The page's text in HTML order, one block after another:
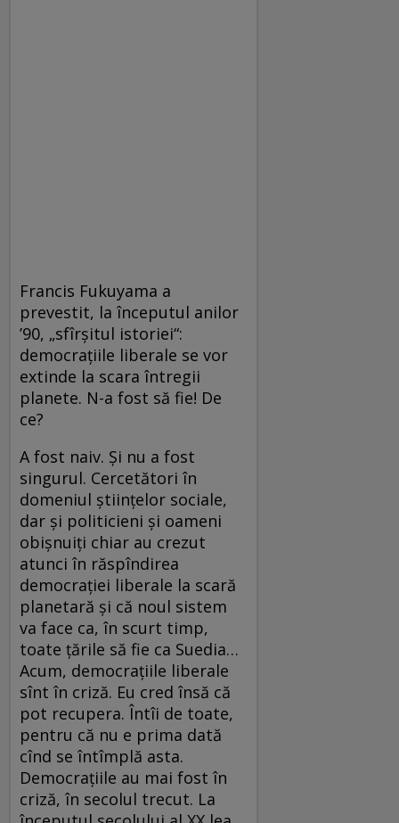
Francis Fukuyama a
prevestit, la începutul anilor
’90, „sfîrșitul istoriei“:
democrațiile liberale se vor
extinde la scara întregii
planete. N-a fost să fie! De
ce?
A fost naiv. Și nu a fost
singurul. Cercetători în
domeniul științelor sociale,
dar și politicieni și oameni
obișnuiți chiar au crezut
atunci în răspîndirea
democrației liberale la scară
planetară și că noul sistem
va face ca, în scurt timp,
toate țările să fie ca Suedia…
Acum, democrațiile liberale
sînt în criză. Eu cred însă că
pot recupera. Întîi de toate,
pentru că nu e prima dată
cînd se întîmplă asta.
Democrațiile au mai fost în
criză, în secolul trecut. La